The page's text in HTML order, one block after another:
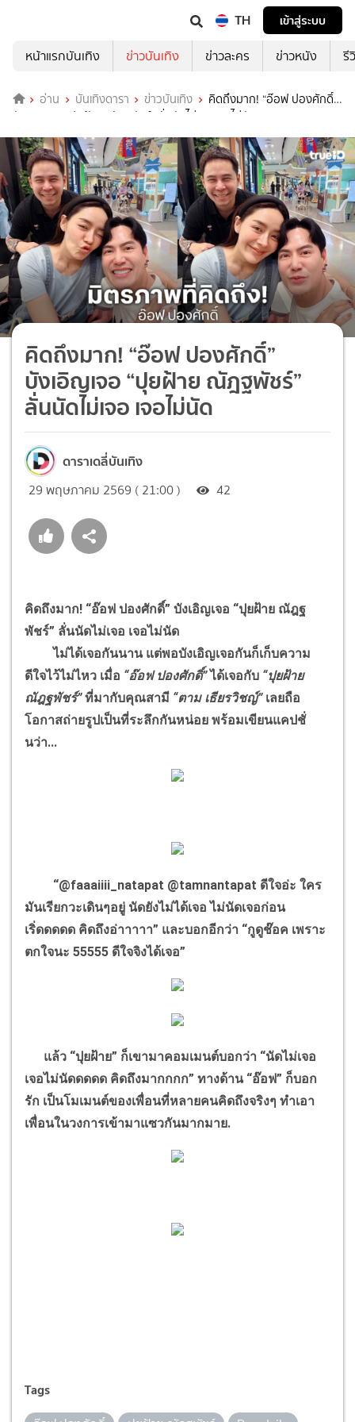
TH
เข้าสู่ระบบ
หน้าแรกบันเทิง
ข่าวบันเทิง ข่าวละคร ข่าวหนัง รี
อ่าน บันเทิงดารา ข่าวบันเทิง
คิดถึงมาก! “อ๊อฟ ปองศักดิ์”
บังเอิญเจอ “ปุยฝ้าย ณัฎฐพัชร์” ลั่นนัดไม่เจอ เจอไม่นัด
คิดถึงมาก! “อ๊อฟ ปองศักดิ์”
บังเอิญเจอ “ปุยฝ้าย ณัฎฐพัชร์”
ลั่นนัดไม่เจอ เจอไม่นัด
ดาราเดลี่บันเทิง
29 พฤษภาคม 2569 ( 21:00 ) 42
คิดถึงมาก! “อ๊อฟ ปองศักดิ์” บังเอิญเจอ “ปุยฝ้าย ณัฎฐ
พัชร์” ลั่นนัดไม่เจอ เจอไม่นัด
ไม่ได้เจอกันนาน แต่พอบังเอิญเจอกันก็เก็บความ
ดีใจไว้ไม่ไหว เมื่อ “อ๊อฟ ปองศักดิ์”ได้เจอกับ “ปุยฝ้าย
ณัฎฐพัชร์”ที่มากับคุณสามี “ตาม เธียรวิชญ์” เลยถือ
โอกาสถ่ายรูปเป็นที่ระลึกกันหน่อย พร้อมเขียนแคปชั่
นว่า...
“@faaaiiii_natapat @tamnantapat ดีใจอ่ะ ใคร
มันเรียกวะเดินๆอยู่ นัดยังไม่ได้เจอ ไม่นัดเจอก่อน
เริ่ดดดดด คิดถึงอ่าาาาา” และบอกอีกว่า “กูดูช๊อค เพราะ
ตกใจนะ 55555 ดีใจจิงได้เจอ”
แล้ว “ปุยฝ้าย” ก็เขามาคอมเมนต์บอกว่า “นัดไม่เจอ
เจอไม่นัดดดดด คิดถึงมากกกก” ทางด้าน “อ๊อฟ” ก็บอก
รัก เป็นโมเมนต์ของเพื่อนที่หลายคนคิดถึงจริงๆ ทำเอา
เพื่อนในวงการเข้ามาแซวกันมากมาย.
Tags